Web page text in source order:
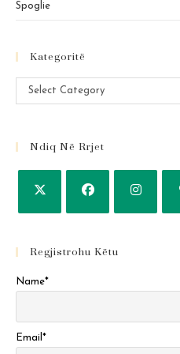
Spoglie
Kategoritë
Kategoritë
Select Category
Ndiq Në Rrjet
Regjistrohu Këtu
Name*
Email*